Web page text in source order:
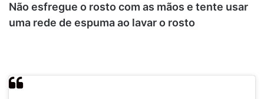
Não esfregue o rosto com as mãos e tente usar
uma rede de espuma ao lavar o rosto